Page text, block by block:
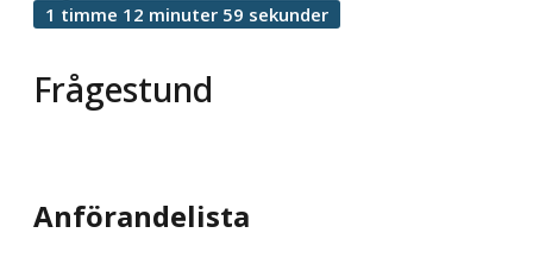
Frågestund
1 timme 12 minuter 59 sekunder
Anförandelista